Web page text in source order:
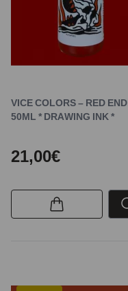
VICE COLORS – RED END
50ML * DRAWING INK *
21,00€